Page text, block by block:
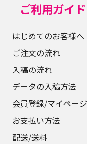
ご利用ガイド
はじめてのお客様へ
ご注文の流れ
入稿の流れ
データの入稿方法
会員登録/マイページ
お支払い方法
配送/送料